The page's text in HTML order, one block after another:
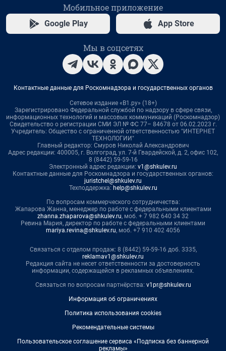
Мобильное приложение
Google Play App Store
Мы в соцсетях
Контактные данные для Роскомнадзора и государственных органов
Сетевое издание «В1.ру» (18+)
Зарегистрировано Федеральной службой по надзору в сфере связи,
информационных технологий и массовых коммуникаций (Роскомнадзор)
Свидетельство о регистрации СМИ ЭЛ № ФС 77– 84678 от 06.02.2023 г.
Учредитель: Общество с ограниченной ответственностью "ИНТЕРНЕТ
ТЕХНОЛОГИИ"
Главный редактор: Смуров Николай Александрович
Адрес редакции: 400005, г. Волгоград, ул. 7-й Гвардейской, д. 2, офис 102,
8 (8442) 59-59-16
Электронный адрес редакции: v1@shkulev.ru
Контактные данные для Роскомнадзора и государственных органов:
juristchel@shkulev.ru
Техподдержка: help@shkulev.ru
По вопросам коммерческого сотрудничества:
Жапарова Жанна, менеджер по работе с федеральными клиентами
zhanna.zhaparova@shkulev.ru, моб. + 7 982 640 34 32
Ревина Мария, директор по работе с федеральными клиентами
mariya.revina@shkulev.ru, моб. +7 910 402 4056
Связаться с отделом продаж: 8 (8442) 59-59-16 доб. 3335,
reklamav1@shkulev.ru
Редакция сайта не несет ответственности за достоверность
информации, содержащейся в рекламных объявлениях.
Связаться по вопросам партнёрства: v1pr@shkulev.ru
Информация об ограничениях
Политика использования cookies
Рекомендательные системы
Пользовательское соглашение сервиса «Подписка без баннерной
рекламы»